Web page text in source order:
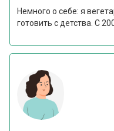
Немного о себе: я
готовить с детства. С